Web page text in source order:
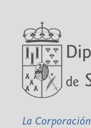
La Corporación